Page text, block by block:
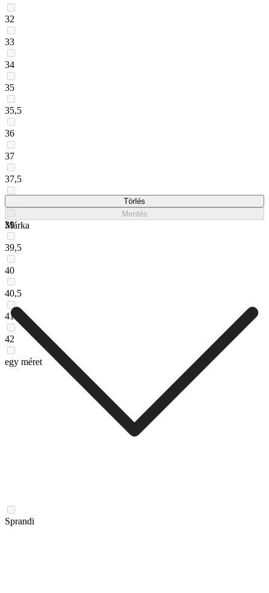
32
33
34
35
35,5
36
37
37,5
39
39,5
40
40,5
41
42
egy méret
Törlés
Mentés
Márka
Sprandi